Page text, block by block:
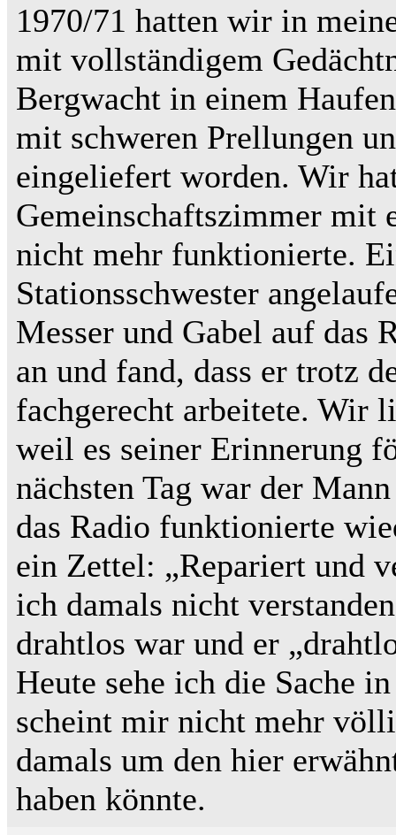
1970/71 hatten wir in
mit vollständigem
Bergwacht in einem
mit schweren Prellungen
eingeliefert worden. Wir
Gemeinschaftszimmer mit
nicht mehr funktionierte.
Stationsschwester
Messer und Gabel auf das
an und fand, dass er trotz
fachgerecht arbeitete. Wir
weil es seiner Erinnerung
nächsten Tag war der
das Radio funktionierte
ein Zettel: „Repariert und
ich damals nicht
drahtlos war und er
Heute sehe ich die Sache
scheint mir nicht mehr
damals um den hier
haben könnte.